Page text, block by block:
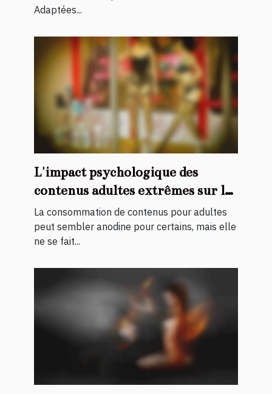
Adaptées...
L'impact psychologique des
contenus adultes extrêmes sur les
spectateurs
La consommation de contenus pour adultes
peut sembler anodine pour certains, mais elle
ne se fait...